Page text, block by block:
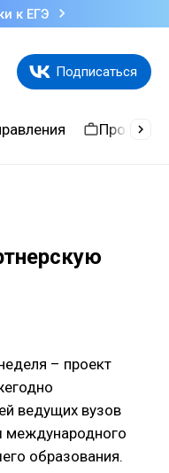
к ЕГЭ
Подписаться
– проект
ведущих вузов
образования.